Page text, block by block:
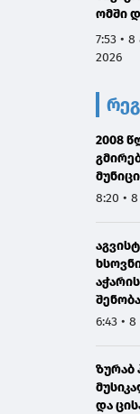
ომში
მათი
ვალი
წინაშე,
7:53 •
2026
2008
8:20 •
6:43 •
ზურაბ
და